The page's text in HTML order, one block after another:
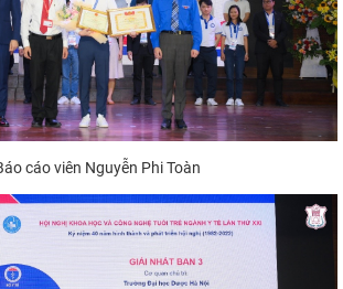
cáo viên Nguyễn Phi Toàn